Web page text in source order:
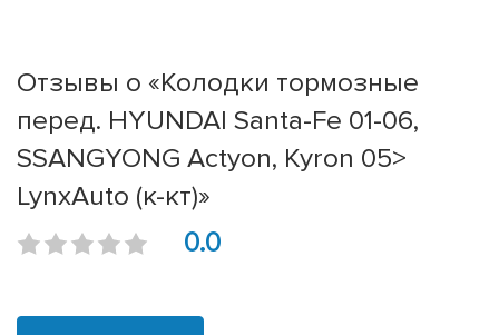
Отзывы о «Колодки тормозные
перед. HYUNDAI Santa-Fe 01-06,
SSANGYONG Actyon, Kyron 05>
LynxAuto (к-кт)»
0.0